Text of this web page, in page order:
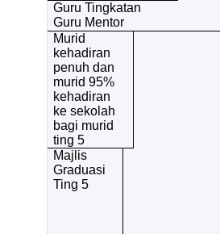
Guru Tingkatan
Guru Mentor
Murid
kehadiran
penuh dan
murid 95%
kehadiran
ke sekolah
bagi murid
ting 5
Majlis
Graduasi
Ting 5